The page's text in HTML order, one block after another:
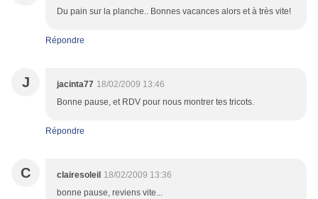
Du pain sur la planche.. Bonnes vacances alors et à très vite!
Répondre
J jacinta77 18/02/2009 13:46
Bonne pause, et RDV pour nous montrer tes tricots.
Répondre
C clairesoleil 18/02/2009 13:36
bonne pause, reviens vite...